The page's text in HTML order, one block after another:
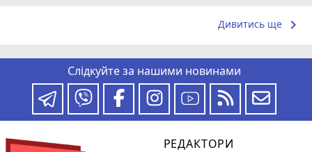
Дивитись ще keyboard_arrow_right
Слідкуйте за нашими новинами
РЕДАКТОРИ